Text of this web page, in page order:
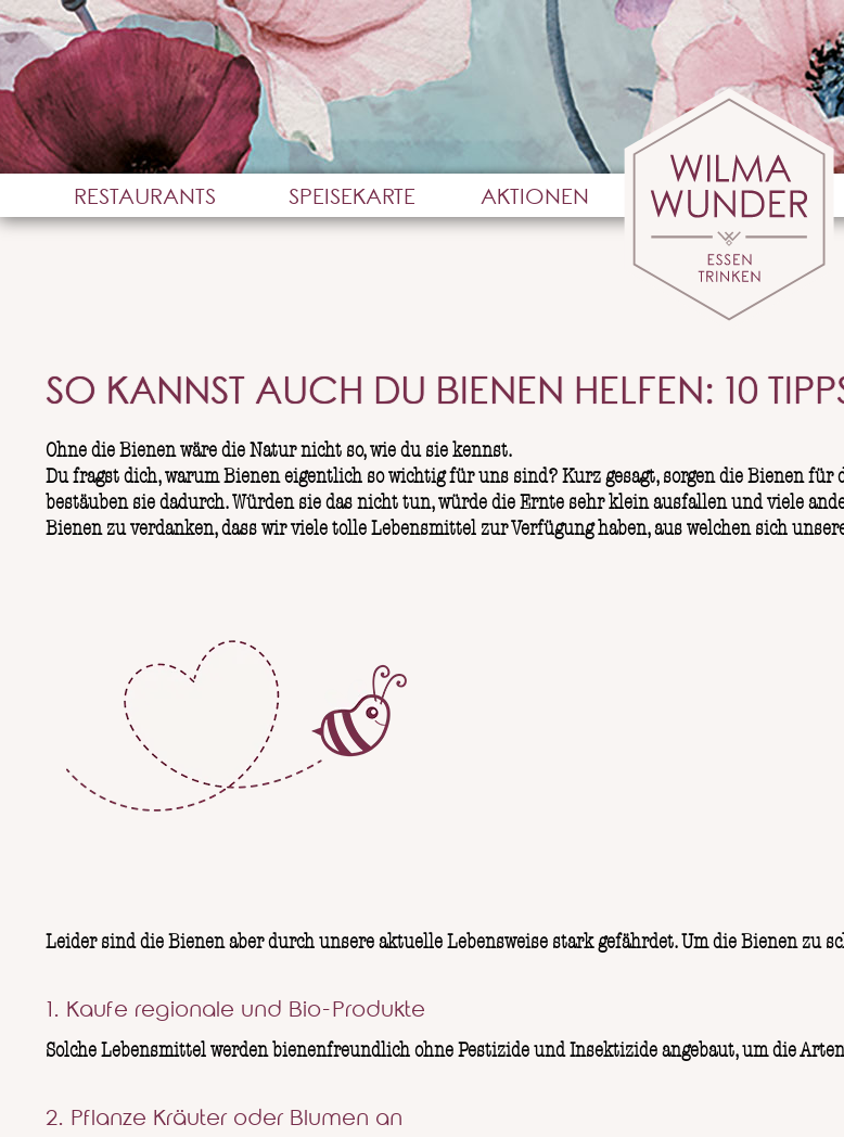
RESTAURANTS SPEISEKARTE AKTIONEN
SO KANNST AUCH DU BIENEN HELFEN: 10
Ohne die Bienen wäre die Natur nicht so, wie du sie kennst.
Du fragst dich, warum Bienen eigentlich so wichtig für uns sind? Kurz gesagt, sorgen die Bienen für
bestäuben sie dadurch. Würden sie das nicht tun, würde die Ernte sehr klein ausfallen und viele
Bienen zu verdanken, dass wir viele tolle Lebensmittel zur Verfügung haben, aus welchen sich
Leider sind die Bienen aber durch unsere aktuelle Lebensweise stark gefährdet. Um die Bienen zu
1. Kaufe regionale und Bio-Produkte
Solche Lebensmittel werden bienenfreundlich ohne Pestizide und Insektizide angebaut, um die
2. Pflanze Kräuter oder Blumen an